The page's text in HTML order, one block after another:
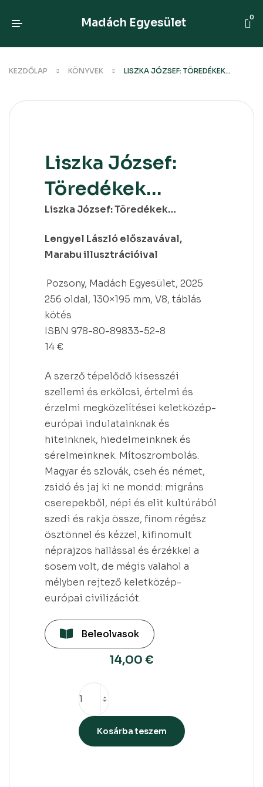
Madách Egyesület 0
KEZDŐLAP KÖNYVEK LISZKA JÓZSEF: TÖREDÉKEK…
Liszka József:
Töredékek…
Liszka József: Töredékek…
Lengyel László előszavával,
Marabu illusztrációival
Pozsony, Madách Egyesület, 2025
256 oldal, 130×195 mm, V8, táblás
kötés
ISBN 978-80-89833-52-8
14 €
A szerző tépelődő kisesszéi
szellemi és erkölcsi, értelmi és
érzelmi megközelítései keletközép-
európai indulatainknak és
hiteinknek, hiedelmeinknek és
sérelmeinknek. Mítoszrombolás.
Magyar és szlovák, cseh és német,
zsidó és jaj ki ne mondd: migráns
cserepekből, népi és elit kultúrából
szedi és rakja össze, finom régész
ösztönnel és kézzel, kifinomult
néprajzos hallással és érzékkel a
sosem volt, de mégis valahol a
mélyben rejtező keletközép-
európai civilizációt.
Beleolvasok
14,00 €
Kosárba teszem